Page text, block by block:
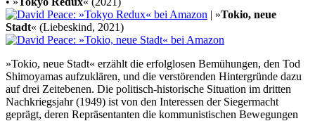
| »Tokio, neue
Stadt« (Liebeskind, 2021)
»Tokio, neue Stadt« erzählt die erfolglosen Bemühungen, den Tod
Shimo­yamas aufzu­klären, und die verstö­renden Hinter­gründe dazu
auf drei Zeit­ebenen. Die politisch-histo­rische Situation im dritten
Nachkriegs­jahr (1949) ist von den Inter­essen der Sieger­macht
geprägt, deren Repräsen­tanten die kommu­nisti­schen Bewe­gungen